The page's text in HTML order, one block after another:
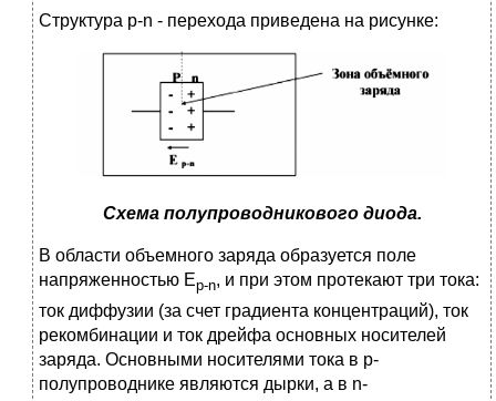
Структура р-n - перехода приведена на рисунке:
Схема полупроводникового диода.
В области объемного заряда образуется поле
напряженностью Ер-n, и при этом протекают три тока:
ток диффузии (за счет градиента концентраций), ток
рекомбинации и ток дрейфа основных носителей
заряда. Основными носителями тока в р-
полупроводнике являются дырки, а в n-